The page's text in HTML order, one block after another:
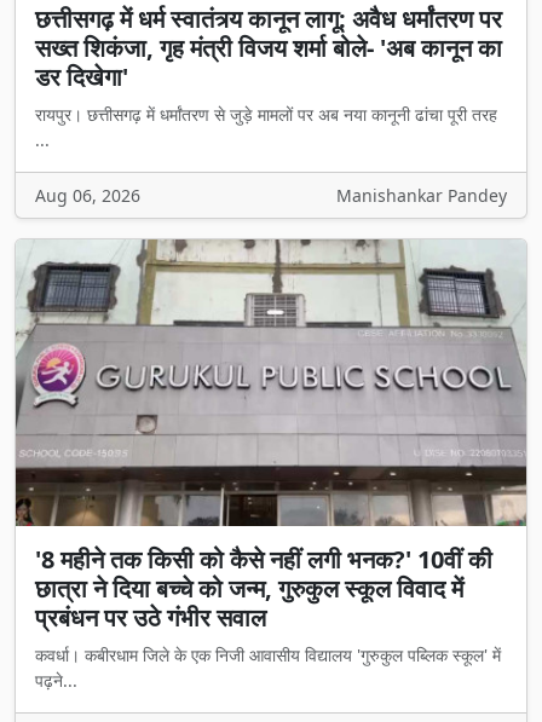
छत्तीसगढ़ में धर्म स्वातंत्र्य कानून लागू: अवैध धर्मांतरण पर
सख्त शिकंजा, गृह मंत्री विजय शर्मा बोले- 'अब कानून का
डर दिखेगा'
रायपुर। छत्तीसगढ़ में धर्मांतरण से जुड़े मामलों पर अब नया कानूनी ढांचा पूरी तरह
...
Aug 06, 2026 Manishankar Pandey
'8 महीने तक किसी को कैसे नहीं लगी भनक?' 10वीं की
छात्रा ने दिया बच्चे को जन्म, गुरुकुल स्कूल विवाद में
प्रबंधन पर उठे गंभीर सवाल
कवर्धा। कबीरधाम जिले के एक निजी आवासीय विद्यालय 'गुरुकुल पब्लिक स्कूल' में
पढ़ने...